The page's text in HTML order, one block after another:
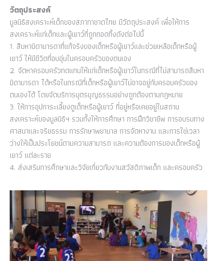
วัตถุประสงค์
มูลนิธิสงเคราะห์เด็กของสภากาชาดไทย มีวัตถุประสงค์ เพื่อให้การ
สงเคราะห์แก่เด็กและผู้เยาว์ที่ถูกทอดทิ้งดังต่อไปนี้
1. สืบหาบิดามารดาที่แท้จริงของเด็กหรือผู้เยาว์และช่วยเหลือเด็กหรือผู้
เยาว์ ให้มีชีวิตที่อบอุ่นในครอบครัวของตนเอง
2. จัดหาครอบครัวทดแทนให้แก่เด็กหรือผู้เยาว์ในกรณีที่ไม่สามารถสืบหา
บิดามารดา ได้หรือในกรณีที่เด็กหรือผู้เยาว์ไม่อาจอยู่กับครอบครัวของ
ตนเองได้ โดยจัดบริการบุตรบุญธรรมอย่างถูกต้องตามกฎหมาย
3. ให้การอุปการะเลี้ยงดูเด็กหรือผู้เยาว์ ที่อยู่หรือเคยอยู่ในสถาน
สงเคราะห์ของมูลนิธิฯ รวมทั้งให้การศึกษา การฝึกวิชาชีพ การอบรมทาง
ศาสนาและจริยธรรม การรักษาพยาบาล การจัดหางาน และการใช่เวลา
ว่างให้เป็นประโยชน์ตามความสามารถ และความต้องการของเด็กหรือผู้
เยาว์ แต่ละราย
4. ส่งเสริมการศึกษาและวิจัยเกี่ยวกับงานสวัสดิภาพเด็ก และครอบครัว